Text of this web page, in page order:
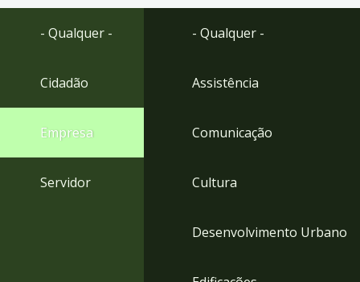
Ir
- Qualquer -
Cidadão
Empresa
Servidor
- Qualquer -
Assistência
Comunicação
Cultura
Desenvolvimento Urbano